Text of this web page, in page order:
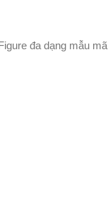
đa dạng mẫu mã